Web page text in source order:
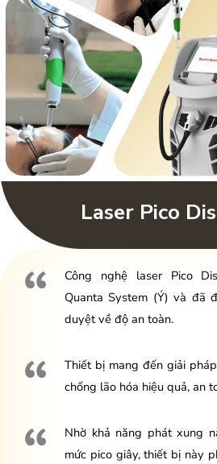
Laser Pico
Công nghệ laser Pico
Quanta System (Ý) và đã
duyệt về độ an toàn.
Thiết bị mang đến giải
chống lão hóa hiệu quả, an
Nhờ khả năng phát xung
mức pico giây, thiết bị này